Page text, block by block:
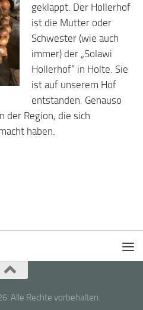
geklappt. Der Hollerhof
ist die Mutter oder
Schwester (wie auch
immer) der „Solawi
Hollerhof“ in Holte. Sie
ist auf unserem Hof
entstanden. Genauso
der Region, die sich
haben.
Alle Rechte vorbehalten.